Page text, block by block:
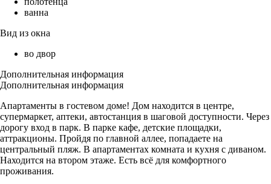
ванна
Вид из окна
во двор
Дополнительная информация
Дополнительная информация
Апартаменты в гостевом доме! Дом находится в центре,
супермаркет, аптеки, автостанция в шаговой доступности. Через
дорогу вход в парк. В парке кафе, детские площадки,
аттракционы. Пройдя по главной аллее, попадаете на
центральный пляж. В апартаментах комната и кухня с диваном.
Находится на втором этаже. Есть всё для комфортного
проживания.